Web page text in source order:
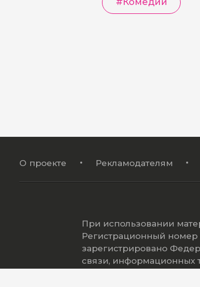
О проекте Рекламодателям
При использовании
Регистрационный
зарегистрировано
связи, информационных